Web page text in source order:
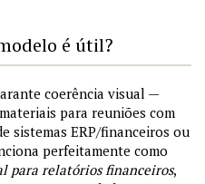
é útil?
coerência visual —
para reuniões com
sistemas ERP/financeiros ou
perfeitamente como
para relatórios financeiros,